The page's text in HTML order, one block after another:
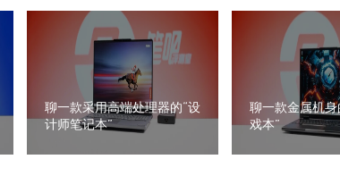
聊一款采用高端处理器的“设
计师笔记本”
聊一款金属机
戏本”